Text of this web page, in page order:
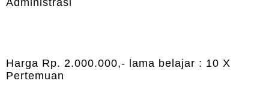
Harga Rp. 2.000.000,- lama belajar : 10 X
Pertemuan